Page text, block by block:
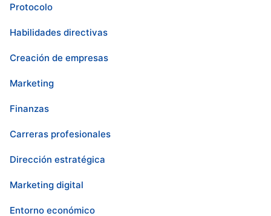
Protocolo
Habilidades directivas
Creación de empresas
Marketing
Finanzas
Carreras profesionales
Dirección estratégica
Marketing digital
Entorno económico